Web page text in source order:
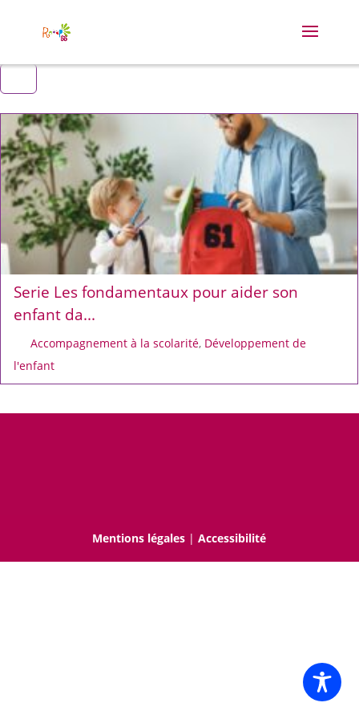
Serie Les fondamentaux pour aider son
enfant da...
Accompagnement à la scolarité, Développement de
l'enfant
Mentions légales |Accessibilité